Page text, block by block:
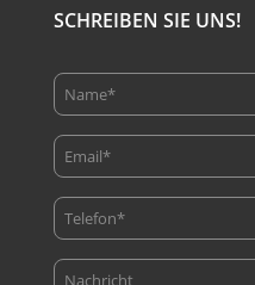
SCHREIBEN SIE UNS!